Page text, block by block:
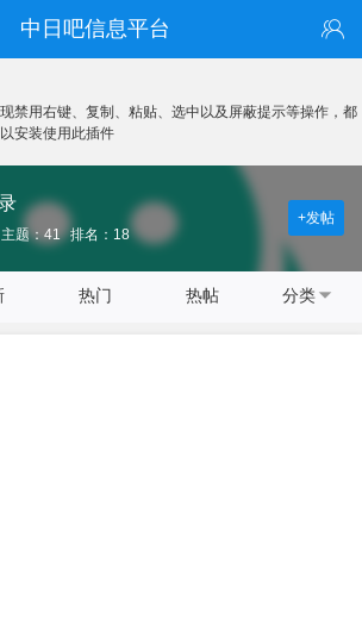
中日吧信息平台
禁用右键、复制、粘贴、选中以及屏蔽提示等操作，都
安装使用此插件
主题：41 排名：18
+发帖
热门 热帖 分类